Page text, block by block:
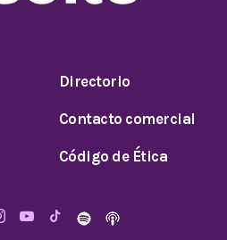
Directorio
Contacto comercial
Código de Ética